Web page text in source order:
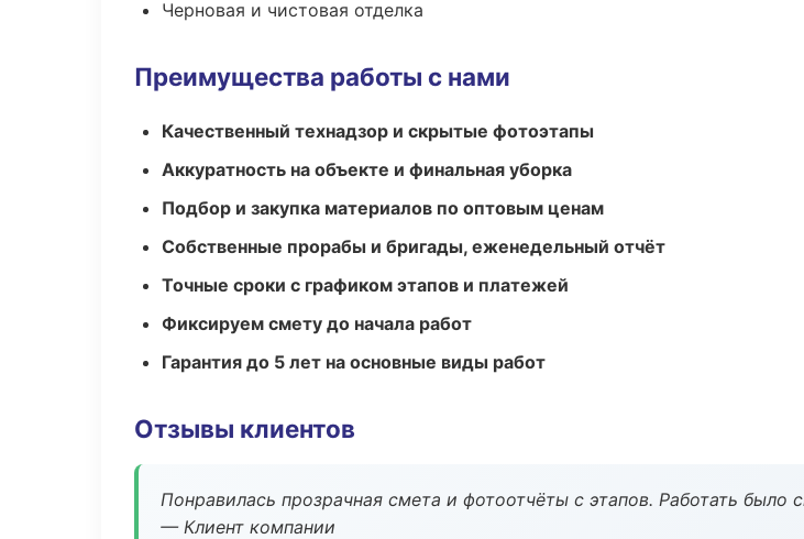
Черновая и чистовая отделка
Преимущества работы с нами
Качественный технадзор и скрытые фотоэтапы
Аккуратность на объекте и финальная уборка
Подбор и закупка материалов по оптовым ценам
Собственные прорабы и бригады, еженедельный отчёт
Точные сроки с графиком этапов и платежей
Фиксируем смету до начала работ
Гарантия до 5 лет на основные виды работ
Отзывы клиентов
Понравилась прозрачная смета и фотоотчёты с этапов. Работать было
— Клиент компании